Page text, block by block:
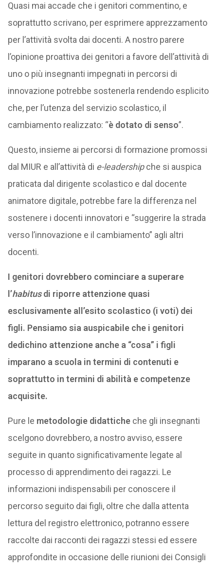
Quasi mai accade che i genitori commentino, e
soprattutto scrivano, per esprimere apprezzamento
per l’attività svolta dai docenti. A nostro parere
l’opinione proattiva dei genitori a favore dell’attività di
uno o più insegnanti impegnati in percorsi di
innovazione potrebbe sostenerla rendendo esplicito
che, per l’utenza del servizio scolastico, il
cambiamento realizzato: “è dotato di senso”.
Questo, insieme ai percorsi di formazione promossi
dal MIUR e all’attività di e-leadershipche si auspica
praticata dal dirigente scolastico e dal docente
animatore digitale, potrebbe fare la differenza nel
sostenere i docenti innovatori e “suggerire la strada
verso l’innovazione e il cambiamento” agli altri
docenti.
I genitori dovrebbero cominciare a superare
l’habitusdi riporre attenzione quasi
esclusivamente all’esito scolastico (i voti) dei
figli. Pensiamo sia auspicabile che i genitori
dedichino attenzione anche a “cosa” i figli
imparano a scuola in termini di contenuti e
soprattutto in termini di abilità e competenze
acquisite.
Pure le metodologie didatticheche gli insegnanti
scelgono dovrebbero, a nostro avviso, essere
seguite in quanto significativamente legate al
processo di apprendimento dei ragazzi. Le
informazioni indispensabili per conoscere il
percorso seguito dai figli, oltre che dalla attenta
lettura del registro elettronico, potranno essere
raccolte dai racconti dei ragazzi stessi ed essere
approfondite in occasione delle riunioni dei Consigli